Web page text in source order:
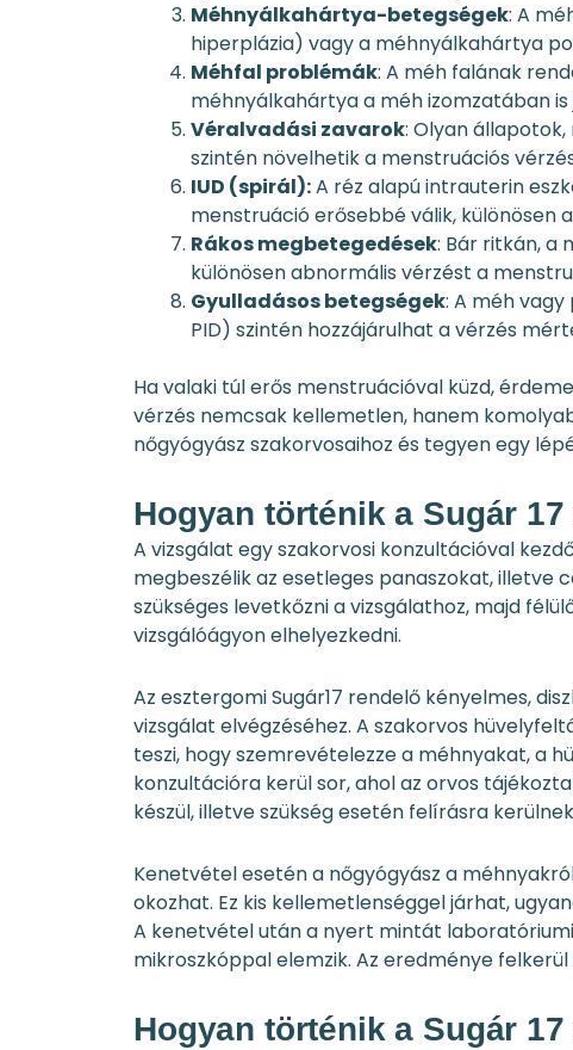
Méhnyálkahártya-betegségek: A
hiperplázia) vagy a méhnyálkahártya
Méhfal problémák: A méh falának
méhnyálkahártya a méh izomzatában
Véralvadási zavarok: Olyan
szintén növelhetik a menstruációs
IUD (spirál):A réz alapú intrauterin
menstruáció erősebbé válik, különösen
Rákos megbetegedések: Bár ritkán, a
különösen abnormális vérzést a
Gyulladásos betegségek: A méh
PID) szintén hozzájárulhat a vérzés
Ha valaki túl erős menstruációval küzd,
vérzés nemcsak kellemetlen, hanem
nőgyógyász szakorvosaihoz és tegyen egy
Hogyan történik a Sugár
A vizsgálat egy szakorvosi konzultációval
megbeszélik az esetleges panaszokat, illetve
szükséges levetkőzni a vizsgálathoz, majd
vizsgálóágyon elhelyezkedni.
Az esztergomi Sugár17 rendelő kényelmes,
vizsgálat elvégzéséhez. A szakorvos
teszi, hogy szemrevételezze a méhnyakat, a
konzultációra kerül sor, ahol az orvos
készül, illetve szükség esetén felírásra
Kenetvétel esetén a nőgyógyász a
okozhat. Ez kis kellemetlenséggel járhat,
A kenetvétel után a nyert mintát
mikroszkóppal elemzik. Az eredménye felkerül
Hogyan történik a Sugár